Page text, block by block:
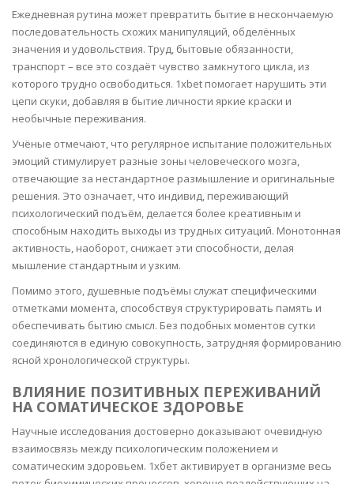
Ежедневная рутина может превратить бытие в нескончаемую
последовательность схожих манипуляций, обделённых
значения и удовольствия. Труд, бытовые обязанности,
транспорт – все это создаёт чувство замкнутого цикла, из
которого трудно освободиться. 1xbet помогает нарушить эти
цепи скуки, добавляя в бытие личности яркие краски и
необычные переживания.
Учёные отмечают, что регулярное испытание положительных
эмоций стимулирует разные зоны человеческого мозга,
отвечающие за нестандартное размышление и оригинальные
решения. Это означает, что индивид, переживающий
психологический подъём, делается более креативным и
способным находить выходы из трудных ситуаций. Монотонная
активность, наоборот, снижает эти способности, делая
мышление стандартным и узким.
Помимо этого, душевные подъёмы служат специфическими
отметками момента, способствуя структурировать память и
обеспечивать бытию смысл. Без подобных моментов сутки
соединяются в единую совокупность, затрудняя формированию
ясной хронологической структуры.
ВЛИЯНИЕ ПОЗИТИВНЫХ ПЕРЕЖИВАНИЙ
НА СОМАТИЧЕСКОЕ ЗДОРОВЬЕ
Научные исследования достоверно доказывают очевидную
взаимосвязь между психологическим положением и
соматическим здоровьем. 1хбет активирует в организме весь